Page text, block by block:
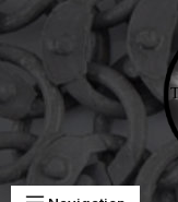
Zum Hauptinhalt springen